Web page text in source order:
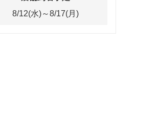
8/12(水)～8/17(月)